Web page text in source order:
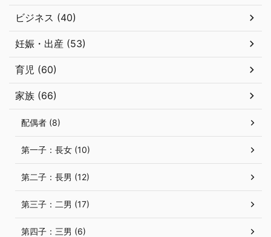
ビジネス (40)
妊娠・出産 (53)
育児 (60)
家族 (66)
配偶者 (8)
第一子：長女 (10)
第二子：長男 (12)
第三子：二男 (17)
第四子：三男 (6)